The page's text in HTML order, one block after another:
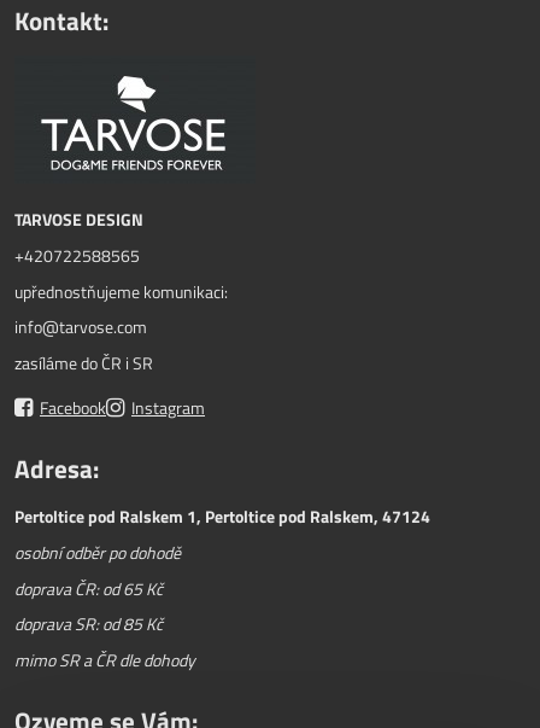
Kontakt:
TARVOSE DESIGN
+420722588565
upřednostňujeme komunikaci:
info@tarvose.com
zasíláme do ČR i SR
Facebook
Instagram
Adresa:
Pertoltice pod Ralskem 1, Pertoltice pod Ralskem, 47124
osobní odběr po dohodě
doprava ČR: od 65 Kč
doprava SR: od 85 Kč
mimo SR a ČR dle dohody